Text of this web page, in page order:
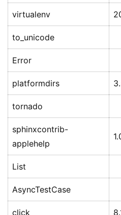
virtualenv
to_unicode
Error
platformdirs
tornado
sphinxcontrib-
applehelp
List
AsyncTestCase
click